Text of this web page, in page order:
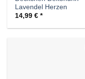
Lavendel Herzen
14,99€